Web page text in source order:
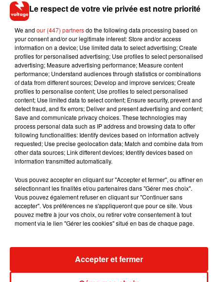
7 août 2026
album après sa tournée mondiale
7 août 2026
Angèle et Amélie Lens dévoilent leur
collaboration tant attendue
Il y a 10 ans, DJ Snake changeait de
dimension avec son premier...
Fred again.. et Latin Mafia dévoilent enfin
leur mixtape créée en...
Le respect de votre vie privée est notre priorité
We and our (447) partnersdo the following data processing based on
your consent and/or our legitimate interest: Store and/or access
information on a device; Use limited data to select advertising; Create
profiles for personalised advertising; Use profiles to select personalised
advertising; Measure advertising performance; Measure content
performance; Understand audiences through statistics or combinations
of data from different sources; Develop and improve services; Create
profiles to personalise content; Use profiles to select personalised
content; Use limited data to select content; Ensure security, prevent and
detect fraud, and fix errors; Deliver and present advertising and content;
Save and communicate privacy choices. These technologies may
process personal data such as IP address and browsing data to offer
following functionalities: Identify devices based on information actively
requested; Use precise geolocation data; Match and combine data from
other data sources; Link different devices; Identify devices based on
information transmitted automatically.
Vous pouvez accepter en cliquant sur "Accepter et fermer", ou affiner en
sélectionnant les finalités et/ou partenaires dans "Gérer mes choix".
Vous pouvez également refuser en cliquant sur "Continuer sans
accepter". Vos préférences ne s'appliqueront que pour ce site. Vous
pouvez mettre à jour vos choix, ou retirer votre consentement à tout
moment via le lien "Gérer les cookies" situé en bas de chaque page.
Accepter et fermer